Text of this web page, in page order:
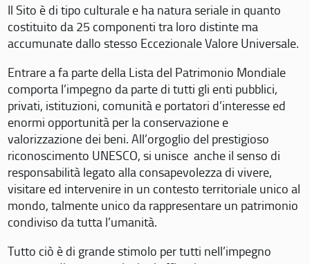
Il Sito è di tipo culturale e ha natura seriale in quanto
costituito da 25 componenti tra loro distinte ma
accumunate dallo stesso Eccezionale Valore Universale.
Entrare a fa parte della Lista del Patrimonio Mondiale
comporta l’impegno da parte di tutti gli enti pubblici,
privati, istituzioni, comunità e portatori d’interesse ed
enormi opportunità per la conservazione e
valorizzazione dei beni. All’orgoglio del prestigioso
riconoscimento UNESCO, si unisce anche il senso di
responsabilità legato alla consapevolezza di vivere,
visitare ed intervenire in un contesto territoriale unico al
mondo, talmente unico da rappresentare un patrimonio
condiviso da tutta l’umanità.
Tutto ciò è di grande stimolo per tutti nell’impegno